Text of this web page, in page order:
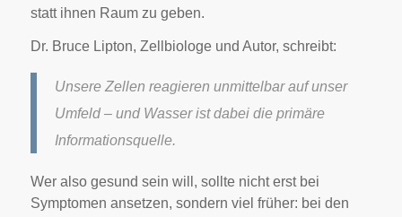
statt ihnen Raum zu geben.
Dr. Bruce Lipton, Zellbiologe und Autor, schreibt:
Unsere Zellen reagieren unmittelbar auf unser
Umfeld – und Wasser ist dabei die primäre
Informationsquelle.
Wer also gesund sein will, sollte nicht erst bei
Symptomen ansetzen, sondern viel früher: bei den